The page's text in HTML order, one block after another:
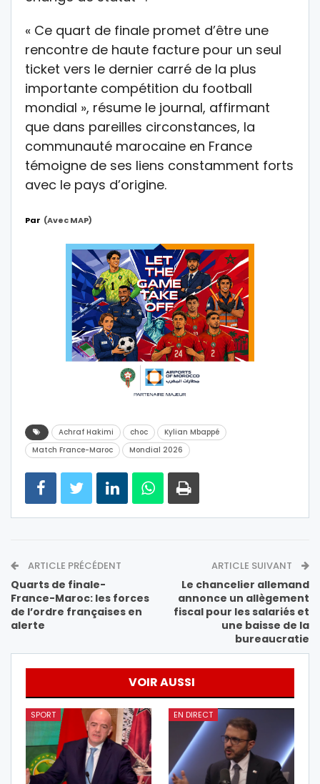
« Ce quart de finale promet d’être une
rencontre de haute facture pour un seul
ticket vers le dernier carré de la plus
importante compétition du football
mondial », résume le journal, affirmant
que dans pareilles circonstances, la
communauté marocaine en France
témoigne de ses liens constamment forts
avec le pays d’origine.
Par (avec MAP)
Achraf Hakimi choc
Kylian Mbappé
Match France-Maroc
Mondial 2026
ARTICLE PRÉCÉDENT
Quarts de finale-
France-Maroc: les forces
de l’ordre françaises en
alerte
ARTICLE SUIVANT
Le chancelier allemand
annonce un allègement
fiscal pour les salariés et
une baisse de la
bureaucratie
VOIR AUSSI
SPORT EN DIRECT